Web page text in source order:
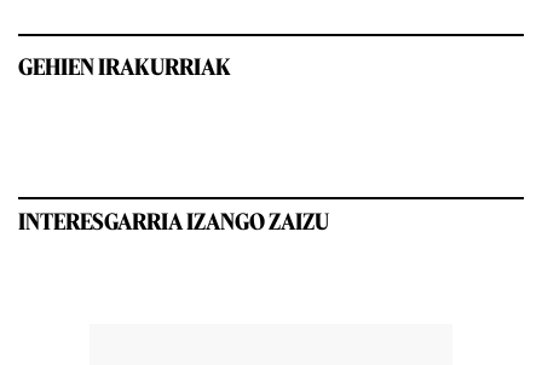
GEHIEN IRAKURRIAK
INTERESGARRIA IZANGO ZAIZU